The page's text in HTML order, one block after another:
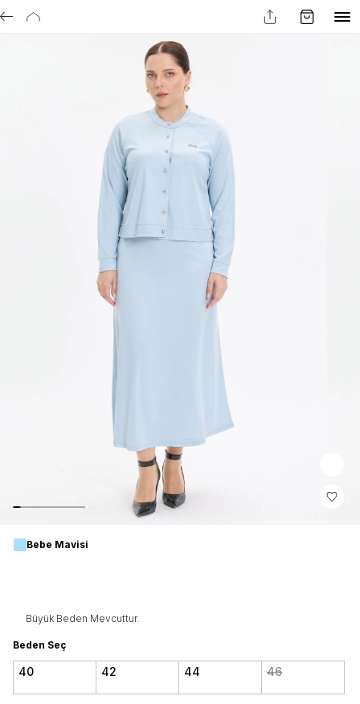
Bebe Mavisi
Büyük Beden Mevcuttur.
Beden Seç
40 42 44 46